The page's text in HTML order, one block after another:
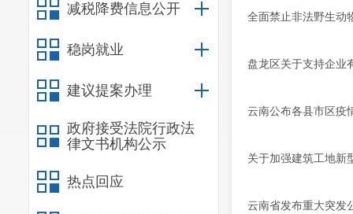
减税降费信息公开
稳岗就业
建议提案办理
政府接受法院行政法
律文书机构公示
热点回应
全面禁止非法野生动
盘龙区关于支持企业
云南公布各县市区疫
关于加强建筑工地新
云南省发布重大突发